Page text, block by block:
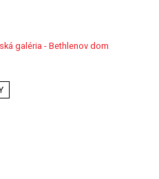
galéria - Bethlenov dom